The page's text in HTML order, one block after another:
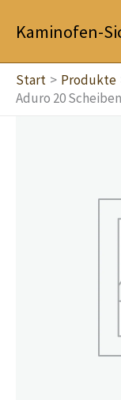
InhaltKaminofen-
Start Produkte
Aduro 20